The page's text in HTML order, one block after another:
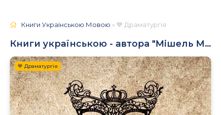
Книги Українською Мовою » 💙 Драматургія
Книги українською - автора "Мішель Марк Бушар"
💙 Драматургія